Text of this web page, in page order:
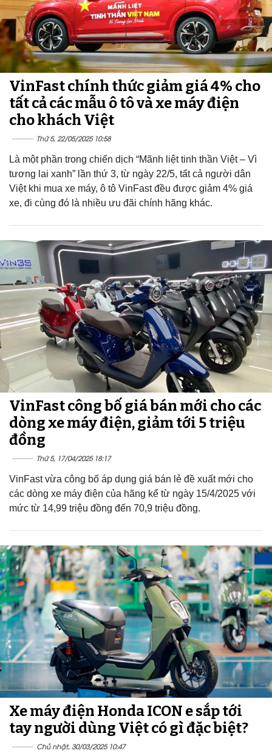
VinFast chính thức giảm giá 4% cho
tất cả các mẫu ô tô và xe máy điện
cho khách Việt
Thứ 5, 22/05/2025 10:58
Là một phần trong chiến dịch “Mãnh liệt tinh thần Việt – Vì
tương lai xanh” lần thứ 3, từ ngày 22/5, tất cả người dân
Việt khi mua xe máy, ô tô VinFast đều được giảm 4% giá
xe, đi cùng đó là nhiều ưu đãi chính hãng khác.
VinFast công bố giá bán mới cho các
dòng xe máy điện, giảm tới 5 triệu
đồng
Thứ 5, 17/04/2025 18:17
VinFast vừa công bố áp dụng giá bán lẻ đề xuất mới cho
các dòng xe máy điện của hãng kể từ ngày 15/4/2025 với
mức từ 14,99 triệu đồng đến 70,9 triệu đồng.
Xe máy điện Honda ICON e sắp tới
tay người dùng Việt có gì đặc biệt?
Chủ nhật, 30/03/2025 10:47